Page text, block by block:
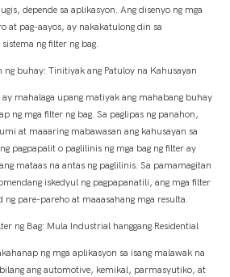
depende sa aplikasyon. Ang disenyo ng mga
at pag-aayos, ay nakakatulong din sa
ng filter ng bag.
ng buhay: Tinitiyak ang Patuloy na Kahusayan
mahalaga upang matiyak ang mahabang buhay
ng mga filter ng bag. Sa paglipas ng panahon,
at maaaring mabawasan ang kahusayan sa
pagpapalit o paglilinis ng mga bag ng filter ay
mataas na antas ng paglilinis. Sa pamamagitan
iskedyul ng pagpapanatili, ang mga filter
ng pare-pareho at maaasahang mga resulta.
ng Bag: Mula Industrial hanggang Residential
ng mga aplikasyon sa isang malawak na
ang automotive, kemikal, parmasyutiko, at